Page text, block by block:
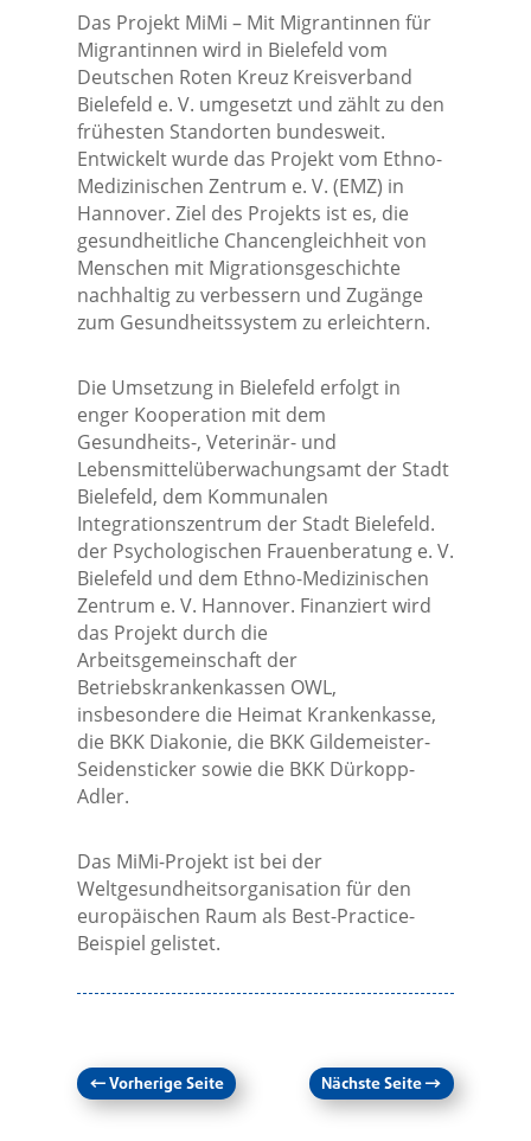
Das Projekt MiMi – Mit Migrantinnen für
Migrantinnen wird in Bielefeld vom
Deutschen Roten Kreuz Kreisverband
Bielefeld e. V. umgesetzt und zählt zu den
frühesten Standorten bundesweit.
Entwickelt wurde das Projekt vom Ethno-
Medizinischen Zentrum e. V. (EMZ) in
Hannover. Ziel des Projekts ist es, die
gesundheitliche Chancengleichheit von
Menschen mit Migrationsgeschichte
nachhaltig zu verbessern und Zugänge
zum Gesundheitssystem zu erleichtern.
Die Umsetzung in Bielefeld erfolgt in
enger Kooperation mit dem
Gesundheits-, Veterinär- und
Lebensmittelüberwachungsamt der Stadt
Bielefeld, dem Kommunalen
Integrationszentrum der Stadt Bielefeld.
der Psychologischen Frauenberatung e. V.
Bielefeld und dem Ethno-Medizinischen
Zentrum e. V. Hannover. Finanziert wird
das Projekt durch die
Arbeitsgemeinschaft der
Betriebskrankenkassen OWL,
insbesondere die Heimat Krankenkasse,
die BKK Diakonie, die BKK Gildemeister-
Seidensticker sowie die BKK Dürkopp-
Adler.
Das MiMi-Projekt ist bei der
Weltgesundheitsorganisation für den
europäischen Raum als Best-Practice-
Beispiel gelistet.
←Vorherige Seite Nächste Seite→